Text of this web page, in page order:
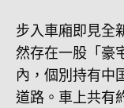
步入車廂即見全
然存在一股「豪
內，個別持有中
道路。車上共有